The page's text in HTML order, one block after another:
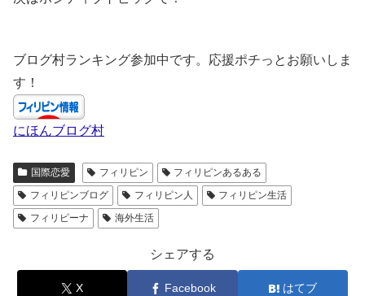
ブログ村ランキング参加中です。応援ポチっとお願いしま
す！
にほんブログ村
国際恋愛 フィリピン
フィリピンあるある
フィリピンブログ
フィリピン人
フィリピン生活
フィリピーナ
海外生活
シェアする
X Facebook はてブ